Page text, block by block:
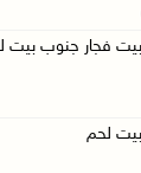
قرية أبو نجيم
مساكن المواطنين
بيت فجار جنوب بيت
لحم